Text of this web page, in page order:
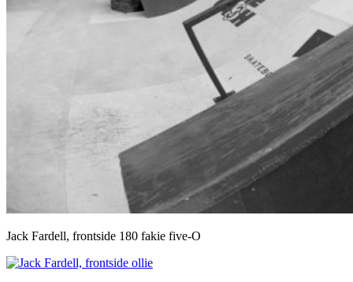
Jack Fardell, frontside 180 fakie five-O